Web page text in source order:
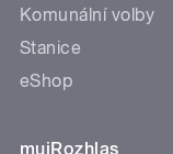
Komunální volby
Stanice
eShop
mujRozhlas